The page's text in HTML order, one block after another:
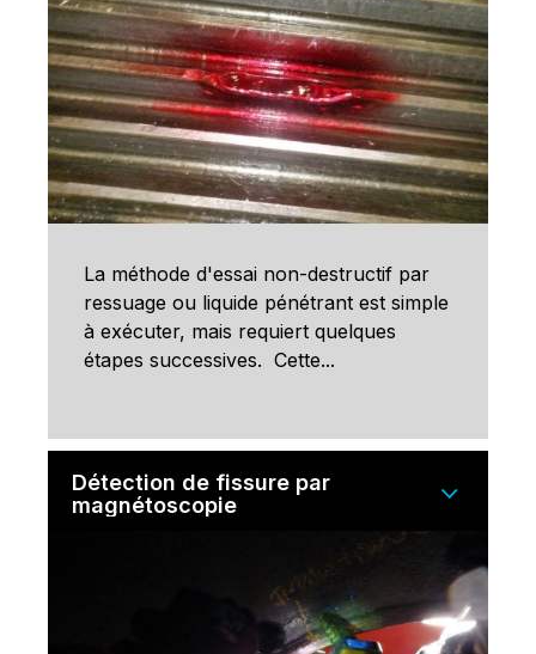
La méthode d'essai non-destructif par
ressuage ou liquide pénétrant est simple
à exécuter, mais requiert quelques
étapes successives. Cette...
Détection de fissure par
magnétoscopie